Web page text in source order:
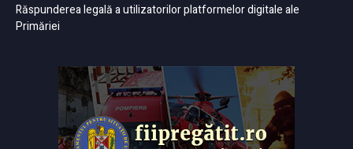
Răspunderea legală a utilizatorilor platformelor digitale ale
Primăriei